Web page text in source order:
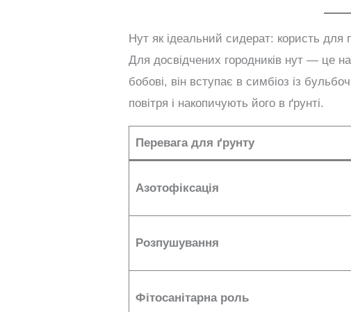
Нут як ідеальний сидерат: користь для
Для досвідчених городників нут — це
бобові, він вступає в симбіоз із
повітря і накопичують його в ґрунті.
Перевага для ґрунту
Азотофіксація
Розпушування
Фітосанітарна роль